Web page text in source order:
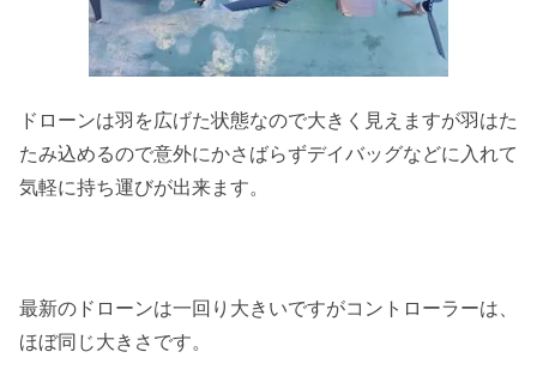
ドローンは羽を広げた状態なので大きく見えますが羽はた
たみ込めるので意外にかさばらずデイバッグなどに入れて
気軽に持ち運びが出来ます。
最新のドローンは一回り大きいですがコントローラーは、
ほぼ同じ大きさです。